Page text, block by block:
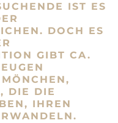
IST ES
DOCH ES
GIBT CA.
DIE DIE
IHREN